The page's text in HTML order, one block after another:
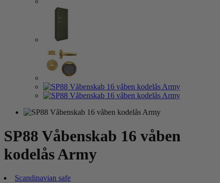
SP88 Våbenskab 16 våben
kodelås Army
Scandinavian safe